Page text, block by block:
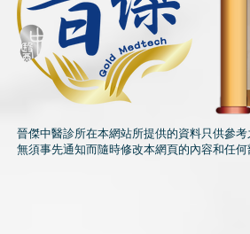
晉傑中醫診所在本網站所提供的資料只供參
無須事先通知而隨時修改本網頁的內容和任